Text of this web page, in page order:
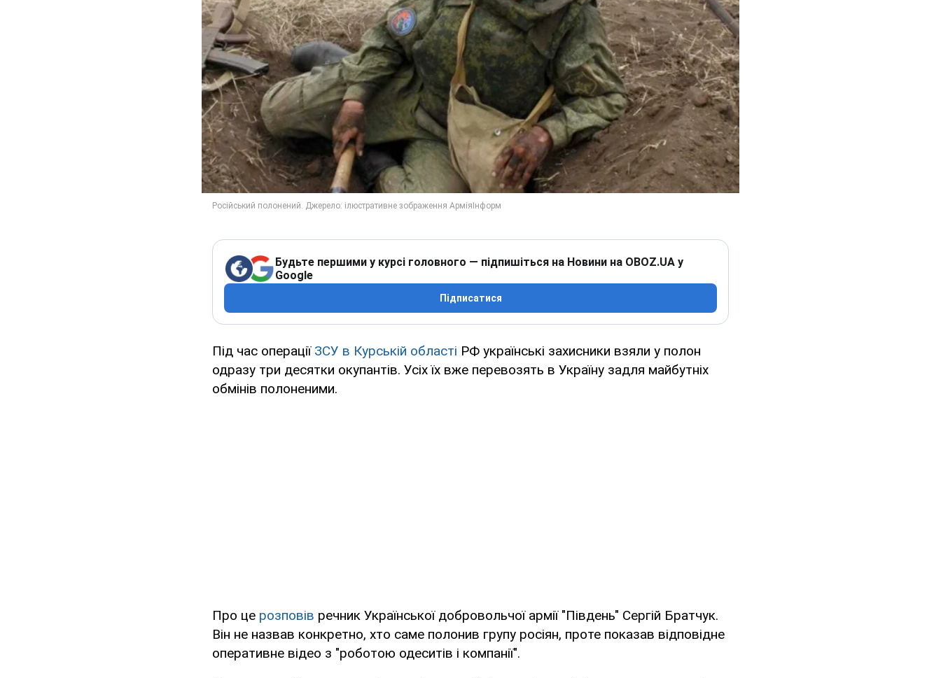
Будьте першими у курсі головного — підпишіться на Новини на OBOZ.UA у
Google
Підписатися
Під час операції ЗСУ в Курській області РФ українські захисники взяли у полон
одразу три десятки окупантів. Усіх їх вже перевозять в Україну задля майбутніх
обмінів полоненими.
Про це розповів речник Української добровольчої армії "Південь" Сергій Братчук.
Він не назвав конкретно, хто саме полонив групу росіян, проте показав відповідне
оперативне відео з "роботою одеситів і компанії".